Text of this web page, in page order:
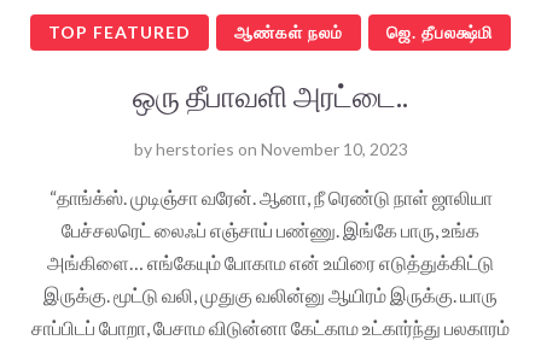
TOP FEATURED ஆண்கள் நலம் ஜெ. தீபலக்ஷ்மி
ஒரு தீபாவளி அரட்டை..
byherstories on November 10, 2023
“தாங்க்ஸ். முடிஞ்சா வரேன். ஆனா, நீ ரெண்டு நாள் ஜாலியா
பேச்சலரெட் லைஃப் எஞ்சாய் பண்ணு. இங்கே பாரு, உங்க
அங்கிளை… எங்கேயும் போகாம என் உயிரை எடுத்துக்கிட்டு
இருக்கு. மூட்டு வலி, முதுகு வலின்னு ஆயிரம் இருக்கு. யாரு
சாப்பிடப் போறா, பேசாம விடுன்னா கேட்காம உட்கார்ந்து பலகாரம்